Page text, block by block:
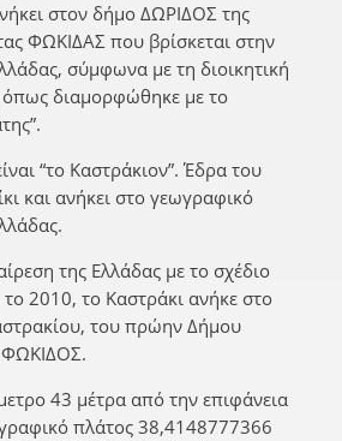
στον δήμο ΔΩΡΙΔΟΣ της
ΦΩΚΙΔΑΣ που βρίσκεται στην
σύμφωνα με τη διοικητική
όπως διαμορφώθηκε με το
“το Καστράκιον”. Έδρα του
και ανήκει στο γεωγραφικό
της Ελλάδας με το σχέδιο
το 2010, το Καστράκι ανήκε στο
του πρώην Δήμου
43 μέτρα από την επιφάνεια
πλάτος 38,4148777366